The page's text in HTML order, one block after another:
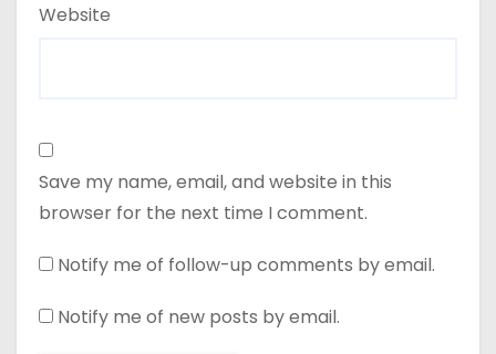
Website
Save my name, email, and website in this
browser for the next time I comment.
Notify me of follow-up comments by email.
Notify me of new posts by email.